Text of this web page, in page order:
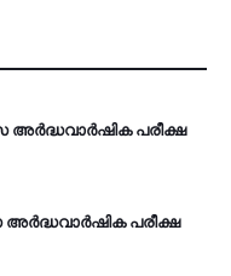
അർദ്ധവാർഷിക പരീക്ഷ
അർദ്ധവാർഷിക പരീക്ഷ